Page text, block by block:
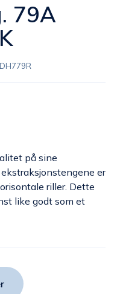
79A
DH779R
på sine
er
riller. Dette
like godt som et